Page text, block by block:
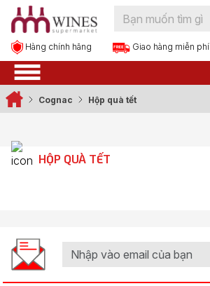
Hàng chính hãng Giao hàng miễn phí
Cognac Hộp quà tết
HỘP QUÀ TẾT